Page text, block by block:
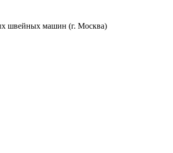
швейных машин (г. Москва)